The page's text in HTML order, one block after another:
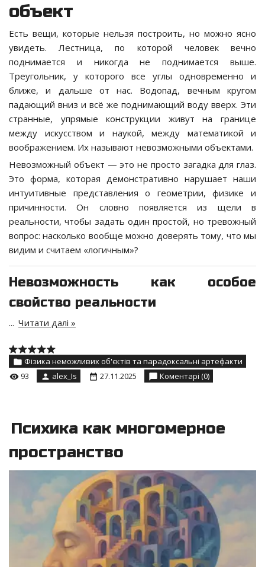
объект
Есть вещи, которые нельзя построить, но можно ясно
увидеть. Лестница, по которой человек вечно
поднимается и никогда не поднимается выше.
Треугольник, у которого все углы одновременно и
ближе, и дальше от нас. Водопад, вечным кругом
падающий вниз и всё же поднимающий воду вверх. Эти
странные, упрямые конструкции живут на границе
между искусством и наукой, между математикой и
воображением. Их называют невозможными объектами.
Невозможный объект — это не просто загадка для глаз.
Это форма, которая демонстративно нарушает наши
интуитивные представления о геометрии, физике и
причинности. Он словно появляется из щели в
реальности, чтобы задать один простой, но тревожный
вопрос: насколько вообще можно доверять тому, что мы
видим и считаем «логичным»?
Невозможность как особое
свойство реальности
... Читати далі »
Фізика неможливих об'єктів та парадоксальні артефакти
93
alex_Is 27.11.2025 Коментарі (0)
Психика как многомерное
пространство